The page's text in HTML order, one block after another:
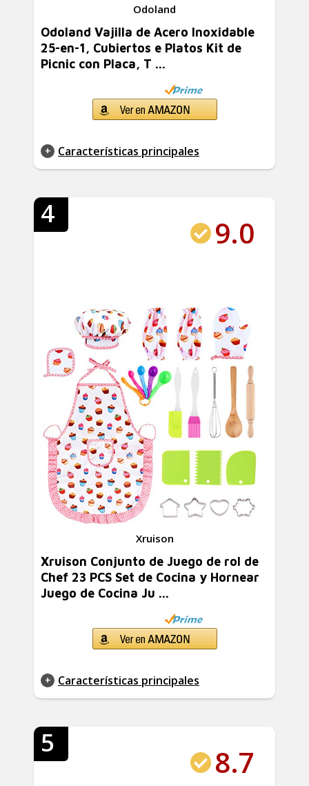
Odoland
Odoland Vajilla de Acero Inoxidable
25-en-1, Cubiertos e Platos Kit de
Picnic con Placa, T ...
Características principales
4
9.0
Xruison
Xruison Conjunto de Juego de rol de
Chef 23 PCS Set de Cocina y Hornear
Juego de Cocina Ju ...
Características principales
5
8.7